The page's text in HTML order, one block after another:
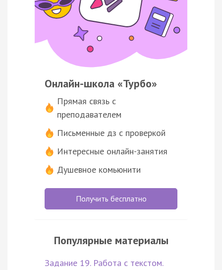
Онлайн-школа «Турбо»
Прямая связь с
преподавателем
Письменные дз с проверкой
Интересные онлайн-занятия
Душевное комьюнити
Получить бесплатно
Популярные материалы
Задание 19. Работа с текстом.